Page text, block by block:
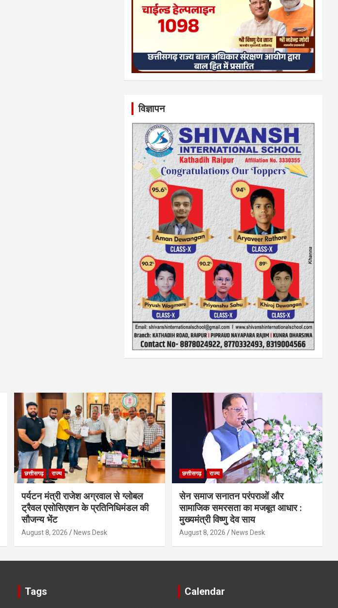
विज्ञापन
छत्तीसगढ़ राज्य
पर्यटन मंत्री राजेश अग्रवाल से ग्लोबल
ट्रैवल एसोसिएशन के प्रतिनिधिमंडल की
सौजन्य भेंट
August 8, 2026 News Desk
छत्तीसगढ़ राज्य
सेन समाज सनातन परंपराओं और
सामाजिक समरसता का मजबूत आधार :
मुख्यमंत्री विष्णु देव साय
August 8, 2026 News Desk
Tags Calendar